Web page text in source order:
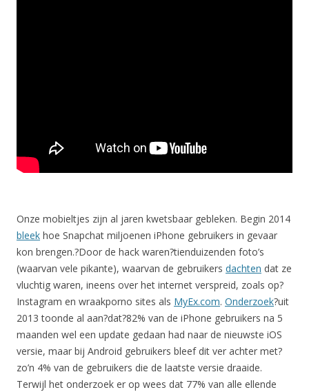
Onze mobieltjes zijn al jaren kwetsbaar gebleken. Begin 2014
bleek hoe Snapchat miljoenen iPhone gebruikers in gevaar
kon brengen.?Door de hack waren?tienduizenden foto’s
(waarvan vele pikante), waarvan de gebruikers dachten dat ze
vluchtig waren, ineens over het internet verspreid, zoals op?
Instagram en wraakporno sites als MyEx.com. Onderzoek?uit
2013 toonde al aan?dat?82% van de iPhone gebruikers na 5
maanden wel een update gedaan had naar de nieuwste iOS
versie, maar bij Android gebruikers bleef dit ver achter met?
zo’n 4% van de gebruikers die de laatste versie draaide.
Terwijl het onderzoek er op wees dat 77% van alle ellende